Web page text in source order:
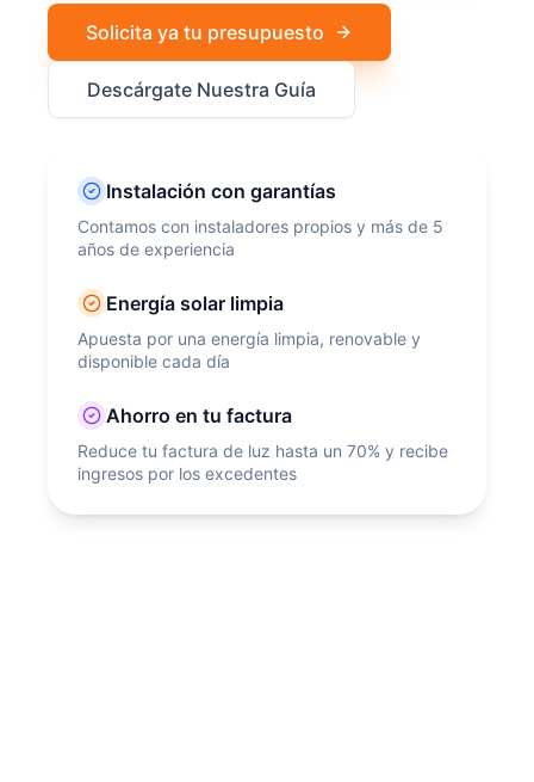
Solicita ya tu presupuesto
Descárgate Nuestra Guía
Instalación con garantías
Contamos con instaladores propios y más de 5
años de experiencia
Energía solar limpia
Apuesta por una energía limpia, renovable y
disponible cada día
Ahorro en tu factura
Reduce tu factura de luz hasta un 70% y recibe
ingresos por los excedentes